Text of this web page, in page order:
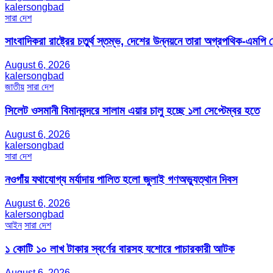
kalersongbad
সারা দেশ
সাংবাদিকরা রাষ্ট্রের চতুর্থ স্তম্ভ, দেশের উন্নয়নে তারা অগ্রপথিক-
August 6, 2026
kalersongbad
জাতীয় সারা দেশ
সিলেট ওসমানী বিমানবন্দরে সালাম এয়ার চালু হচ্ছে ১লা সেপ্টেম্বর হতে
August 6, 2026
kalersongbad
সারা দেশ
নওগাঁয় যথাযোগ্য মর্যাদায় পালিত হলো জুলাই গণঅভ্যুত্থান দিবস
August 6, 2026
kalersongbad
আইন সারা দেশ
১ কোটি ১০ লাখ টাকার স্বর্ণের বারসহ যশোরে পাচারকারী আটক​